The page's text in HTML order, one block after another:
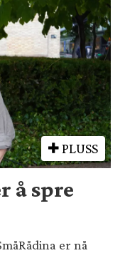
PLUSS
å spre
er nå